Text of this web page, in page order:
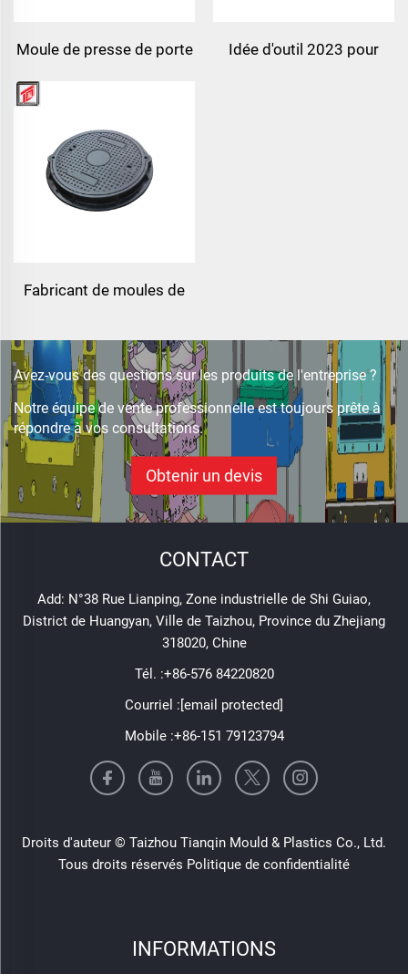
Moule de presse de porte
Idée d'outil 2023 pour
Fabricant de moules de
de couvercles d'égout
bmc
Avez-vous des questions sur les produits de l'entreprise ?
Notre équipe de vente professionnelle est toujours prête à
répondre à vos consultations.
Obtenir un devis
CONTACT
Add: N°38 Rue Lianping, Zone industrielle de Shi Guiao,
District de Huangyan, Ville de Taizhou, Province du Zhejiang
318020, Chine
Tél. :+86-576 84220820
Courriel :[email protected]
Mobile :+86-151 79123794
Droits d'auteur © Taizhou Tianqin Mould & Plastics Co., Ltd.
Tous droits réservés Politique de confidentialité
INFORMATIONS